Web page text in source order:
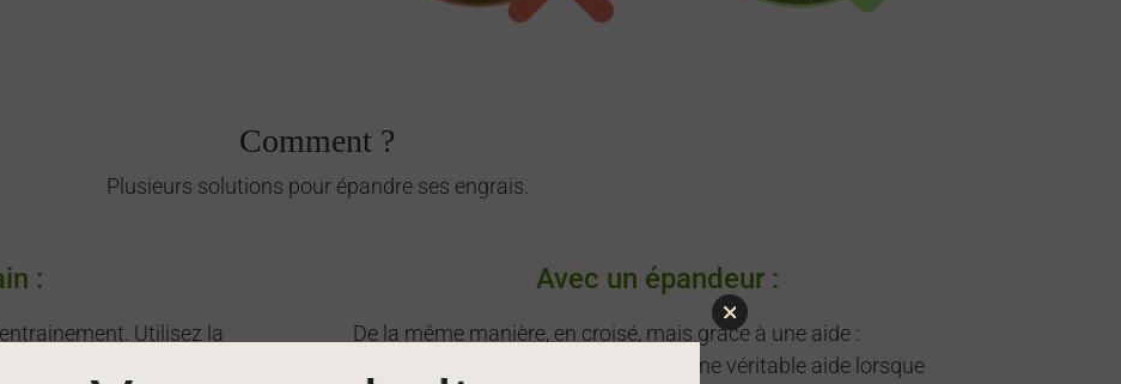
Comment ?
Plusieurs solutions pour épandre ses engrais.
:
Utilisez la
fertiliser la parcelle dans un
Avec un épandeur :
De la même manière, en croisé, mais grâce à une aide :
l’épandeur. Cependant, celui-ci est d’une véritable aide lorsque